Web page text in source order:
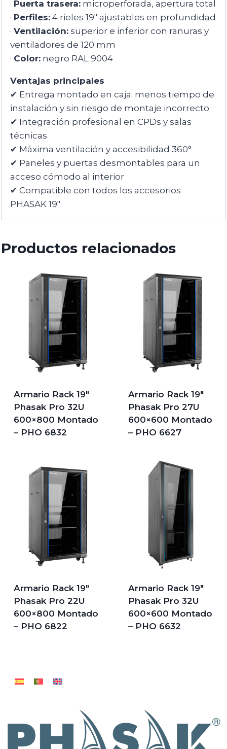
· Puerta trasera: microperforada, apertura total
· Perfiles: 4 rieles 19″ ajustables en profundidad
·Ventilación: superior e inferior con ranuras y
ventiladores de 120 mm
· Color: negro RAL 9004
Ventajas principales
✔ Entrega montado en caja: menos tiempo de
instalación y sin riesgo de montaje incorrecto
✔ Integración profesional en CPDs y salas
técnicas
✔ Máxima ventilación y accesibilidad 360°
✔ Paneles y puertas desmontables para un
acceso cómodo al interior
✔ Compatible con todos los accesorios
PHASAK 19″
Productos relacionados
Armario Rack 19″
Phasak Pro 32U
600×800 Montado
– PHO 6832
Armario Rack 19″
Phasak Pro 27U
600×600 Montado
– PHO 6627
Armario Rack 19″
Phasak Pro 22U
600×800 Montado
– PHO 6822
Armario Rack 19″
Phasak Pro 32U
600×600 Montado
– PHO 6632